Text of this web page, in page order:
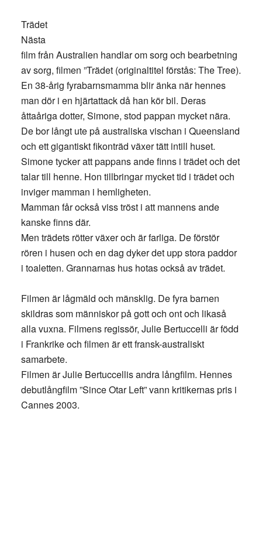
Trädet
Nästa
film från Australien handlar om sorg och bearbetning
av sorg, filmen ”Trädet (originaltitel förstås: The Tree).
En 38-årig fyrabarnsmamma blir änka när hennes
man dör i en hjärtattack då han kör bil. Deras
åttaåriga dotter, Simone, stod pappan mycket nära.
De bor långt ute på australiska vischan i Queensland
och ett gigantiskt fikonträd växer tätt intill huset.
Simone tycker att pappans ande finns i trädet och det
talar till henne. Hon tillbringar mycket tid i trädet och
inviger mamman i hemligheten.
Mamman får också viss tröst i att mannens ande
kanske finns där.
Men trädets rötter växer och är farliga. De förstör
rören i husen och en dag dyker det upp stora paddor
i toaletten. Grannarnas hus hotas också av trädet.
Filmen är lågmäld och mänsklig. De fyra barnen
skildras som människor på gott och ont och likaså
alla vuxna. Filmens regissör, Julie Bertuccelli är född
i Frankrike och filmen är ett fransk-australiskt
samarbete.
Filmen är Julie Bertuccellis andra långfilm. Hennes
debutlångfilm ”Since Otar Left” vann kritikernas pris i
Cannes 2003.